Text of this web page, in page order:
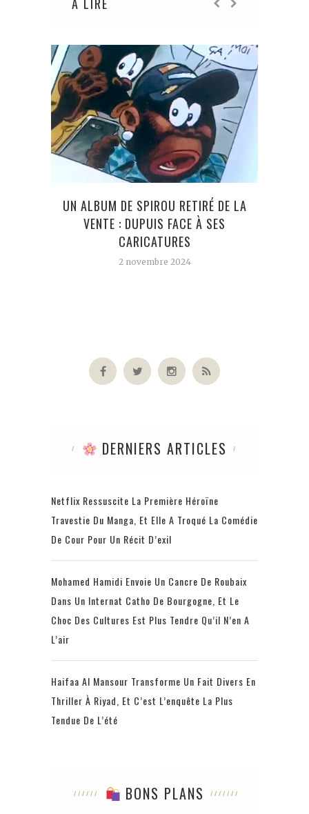
UN ALBUM DE SPIROU RETIRÉ DE LA
VENTE : DUPUIS FACE À SES
CARICATURES
2 novembre 2024
DERNIERS ARTICLES
Netflix Ressuscite La Première Héroïne
Travestie Du Manga, Et Elle A Troqué La Comédie
De Cour Pour Un Récit D’exil
Mohamed Hamidi Envoie Un Cancre De Roubaix
Dans Un Internat Catho De Bourgogne, Et Le
Choc Des Cultures Est Plus Tendre Qu’il N’en A
L’air
Haifaa Al Mansour Transforme Un Fait Divers En
Thriller À Riyad, Et C’est L’enquête La Plus
Tendue De L’été
BONS PLANS